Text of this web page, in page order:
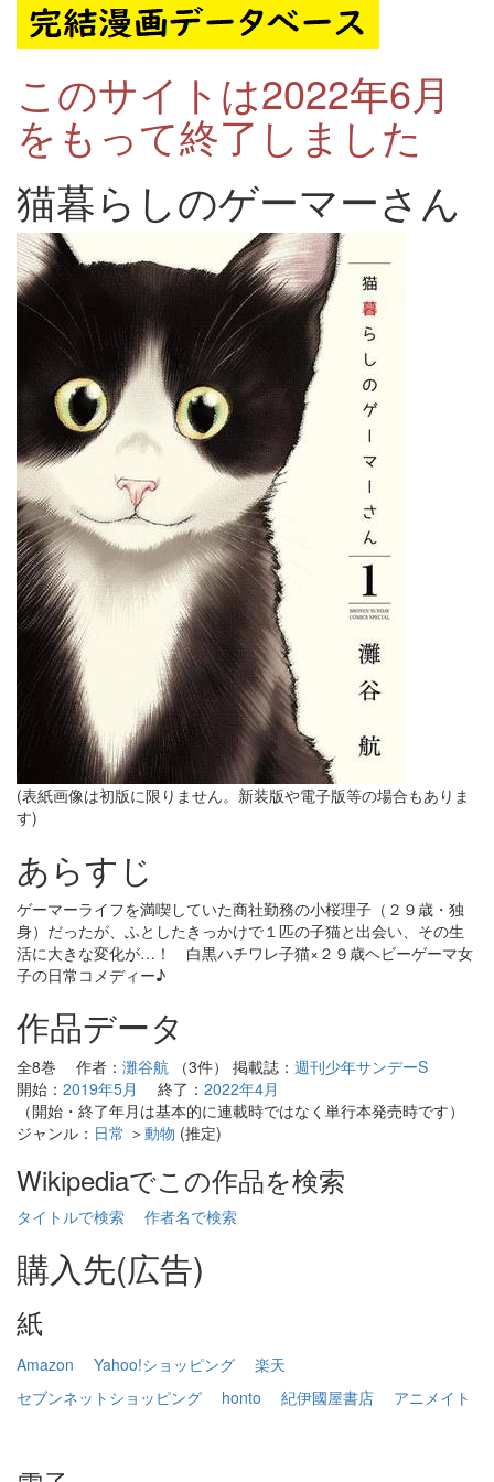
このサイトは2022年6月
をもって終了しました
猫暮らしのゲーマーさん
(表紙画像は初版に限りません。新装版や電子版等の場合もありま
す)
あらすじ
ゲーマーライフを満喫していた商社勤務の小桜理子（２９歳・独
身）だったが、ふとしたきっかけで１匹の子猫と出会い、その生
活に大きな変化が…！ 白黒ハチワレ子猫×２９歳ヘビーゲーマ女
子の日常コメディー♪
作品データ
全8巻 作者： 灘谷航 （3件） 掲載誌： 週刊少年サンデーS
開始： 2019年5月 終了： 2022年4月
（開始・終了年月は基本的に連載時ではなく単行本発売時です）
ジャンル： 日常 ＞動物 (推定)
Wikipediaでこの作品を検索
タイトルで検索 作者名で検索
購入先(広告)
紙
Amazon Yahoo!ショッピング
楽天
セブンネットショッピング
honto 紀伊國屋書店 アニメイト